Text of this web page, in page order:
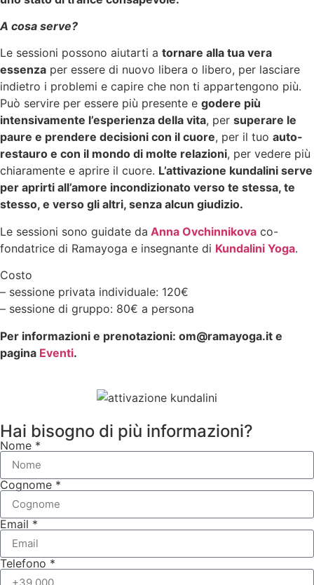
A cosa serve?
Le sessioni possono aiutarti a tornare alla tua vera
essenza per essere di nuovo libera o libero, per lasciare
indietro i problemi e capire che non ti appartengono più.
Può servire per essere più presente e godere più
intensivamente l’esperienza della vita, per superare le
paure e prendere decisioni con il cuore, per il tuo auto-
restauro e con il mondo di molte relazioni, per vedere più
chiaramente e aprire il cuore. L’attivazione kundalini serve
per aprirti all’amore incondizionato verso te stessa, te
stesso, e verso gli altri, senza alcun giudizio.
Le sessioni sono guidate da Anna Ovchinnikova co-
fondatrice di Ramayoga e insegnante di Kundalini Yoga.
Costo
– sessione privata individuale: 120€
– sessione di gruppo: 80€ a persona
Per informazioni e prenotazioni: om@ramayoga.it e
pagina Eventi.
Hai bisogno di più informazioni?
Nome *
Cognome *
Email *
Telefono *